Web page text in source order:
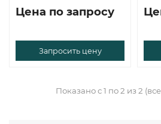
Цена по запросу
Запросить цену
Показано с 1 по 2 из 2